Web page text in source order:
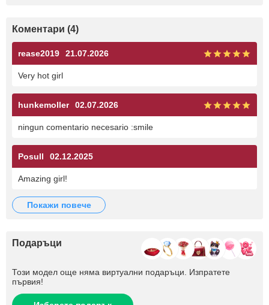
Коментари (4)
rease2019 21.07.2026
Very hot girl
hunkemoller 02.07.2026
ningun comentario necesario :smile
Posull 02.12.2025
Amazing girl!
покажи повече
Подаръци
Този модел още няма виртуални подаръци. Изпратете
първия!